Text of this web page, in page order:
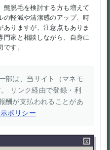
髭脱毛を検討する方も増えて
の軽減や清潔感のアップ、時
りますが、注意点もありま
門家と相談しながら、自身に
す。
部は、当サイト（マネモ
リンク経由で登録・利
酬が支払われることがあ
ポリシー
×